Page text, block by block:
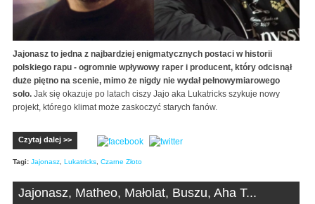
Jajonasz to jedna z najbardziej enigmatycznych postaci w historii
polskiego rapu - ogromnie wpływowy raper i producent, który odcisnął
duże piętno na scenie, mimo że nigdy nie wydał pełnowymiarowego
solo. Jak się okazuje po latach ciszy Jajo aka Lukatricks szykuje nowy
projekt, którego klimat może zaskoczyć starych fanów.
Czytaj dalej >>
Tagi: Jajonasz, Lukatricks, Czarne Złoto
Jajonasz, Matheo, Małolat, Buszu, Aha T...